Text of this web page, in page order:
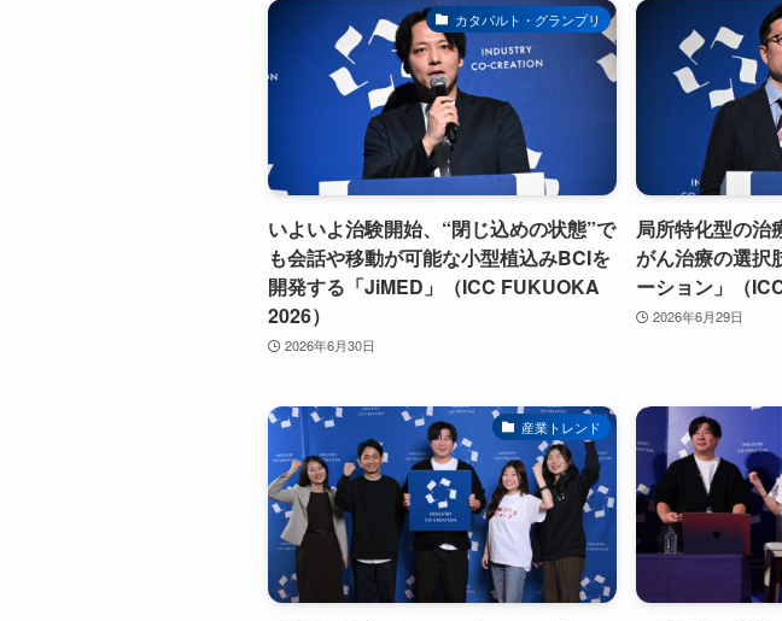
カタパルト・グランプリ
いよいよ治験開始、“閉じ込めの状態”で
も会話や移動が可能な小型植込みBCIを
開発する「JiMED」（ICC FUKUOKA
2026）
2026年6月30日
局所特化型の治
がん治療の選択
ーション」（
2026年6月29日
産業トレンド